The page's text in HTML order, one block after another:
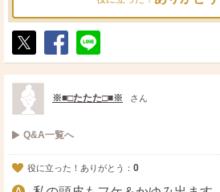
ポ
ス
ト
シ
ェ
送
る
※■□たたた□■※ さん
Q&A一覧へ
役に立った！ありがとう： 0